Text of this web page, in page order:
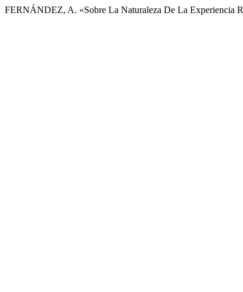
FERNÁNDEZ, A. «Sobre La Naturaleza De La Experiencia